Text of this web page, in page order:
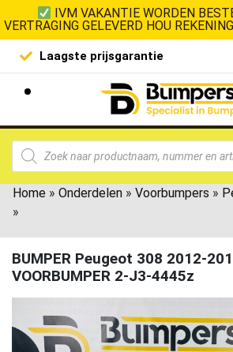
IVM VAKANTIE WORDEN
VERTRAGING GELEVERD HOU
Laagste prijsgarantie
Home » Onderdelen » Voorbumpers »
»
BUMPER Peugeot 308 2012-
VOORBUMPER 2-J3-4445z